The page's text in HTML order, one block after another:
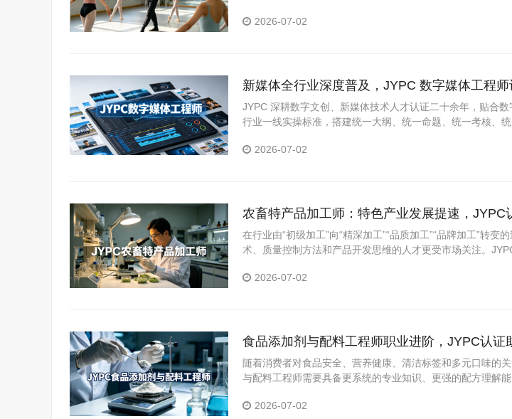
系，精准匹配市场用人标准与行业发展趋势。
2026-07-02
新媒体全行业深度普及，JYPC 数字媒体工程
人才拓宽职业上升通道
JYPC 深耕数字文创、新媒体技术人才认证二十余年，贴合
行业一线实操标准，搭建统一大纲、统一命题、统一考核、
2026-07-02
农畜特产品加工师：特色产业发展提速，JYPC
在行业由“初级加工”向“精深加工”“品质加工”“品牌加工”转变
术、质量控制方法和产品开发思维的人才更受市场关注。
2026-07-02
食品添加剂与配料工程师职业进阶，JYPC认证
随着消费者对食品安全、营养健康、清洁标签和多元口味的
与配料工程师需要具备更系统的专业知识、更强的配方理解
力。2026-07-02